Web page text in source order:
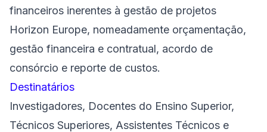
financeiros inerentes à gestão de projetos
Horizon Europe, nomeadamente orçamentação,
gestão financeira e contratual, acordo de
consórcio e reporte de custos.
Destinatários
Investigadores, Docentes do Ensino Superior,
Técnicos Superiores, Assistentes Técnicos e